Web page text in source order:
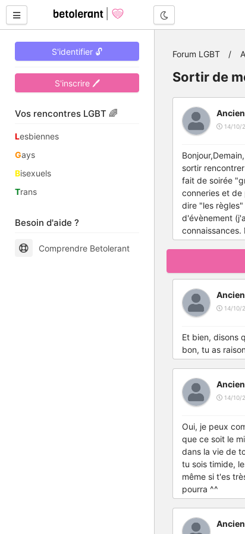
S'identifier 🔓
S'inscrire 🖊
Vos rencontres LGBT 🌈
Lesbiennes
Gays
Bisexuels
Trans
Besoin d'aide ?
Comprendre Betolerant
Forum LGBT
Sortir de
14/10/
sortir
fait de soirée
conneries et de
dire "les
d'évènement
connaissances.
14/10/
Et bien, disons
bon, tu as
14/10/
Oui, je peux
que ce soit le
dans la vie de
tu sois timide,
même si t'es
pourra ^^